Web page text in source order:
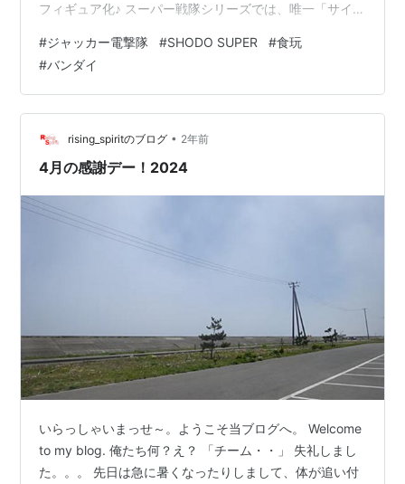
フィギュア化♪ スーパー戦隊シリーズでは、唯一「サイボ
ーフにしたコトで自然と物語が暗くなり、戦隊シリーズ
としては短命の35話で打ち切り。 この「ジャッカー電撃
隊」の打ち切りで戦隊モノのシリーズ化は一旦頓挫しま
すが、東映版「スパイダーマン」の「巨大ロボ」要素
と、「ゴレンジャー」「ジャッカー」の「集団ヒーロ
ー」要素が合わさり「バトルフィー…
#ジャッカー電撃隊 #SHODO SUPER #食玩
#バンダイ
rising_spiritのブログ • 2年前
4月の感謝デー！2024
いらっしゃいまっせ～。ようこそ当ブログへ。 Welcome
to my blog. 俺たち何？え？ 「チーム・・」 失礼しまし
た。。。 先日は急に暑くなったりしまして、体が追い付